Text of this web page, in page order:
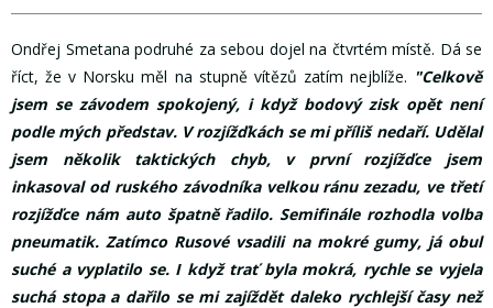
Ondřej Smetana podruhé za sebou dojel na čtvrtém místě. Dá se
říct, že v Norsku měl na stupně vítězů zatím nejblíže. "Celkově
jsem se závodem spokojený, i když bodový zisk opět není
podle mých představ. V rozjížďkách se mi příliš nedaří. Udělal
jsem několik taktických chyb, v první rozjížďce jsem
inkasoval od ruského závodníka velkou ránu zezadu, ve třetí
rozjížďce nám auto špatně řadilo. Semifinále rozhodla volba
pneumatik. Zatímco Rusové vsadili na mokré gumy, já obul
suché a vyplatilo se. I když trať byla mokrá, rychle se vyjela
suchá stopa a dařilo se mi zajíždět daleko rychlejší časy než